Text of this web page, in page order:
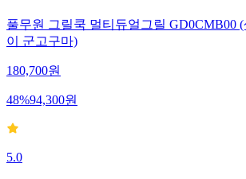
풀무원 그릴쿡 멀티듀얼그릴 GD0CMB00
이 군고구마)
180,700원
48%94,300원
5.0